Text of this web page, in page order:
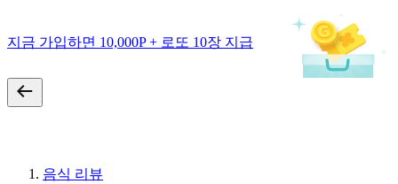
지금 가입하면 10,000P + 로또 10장 지급
음식 리뷰